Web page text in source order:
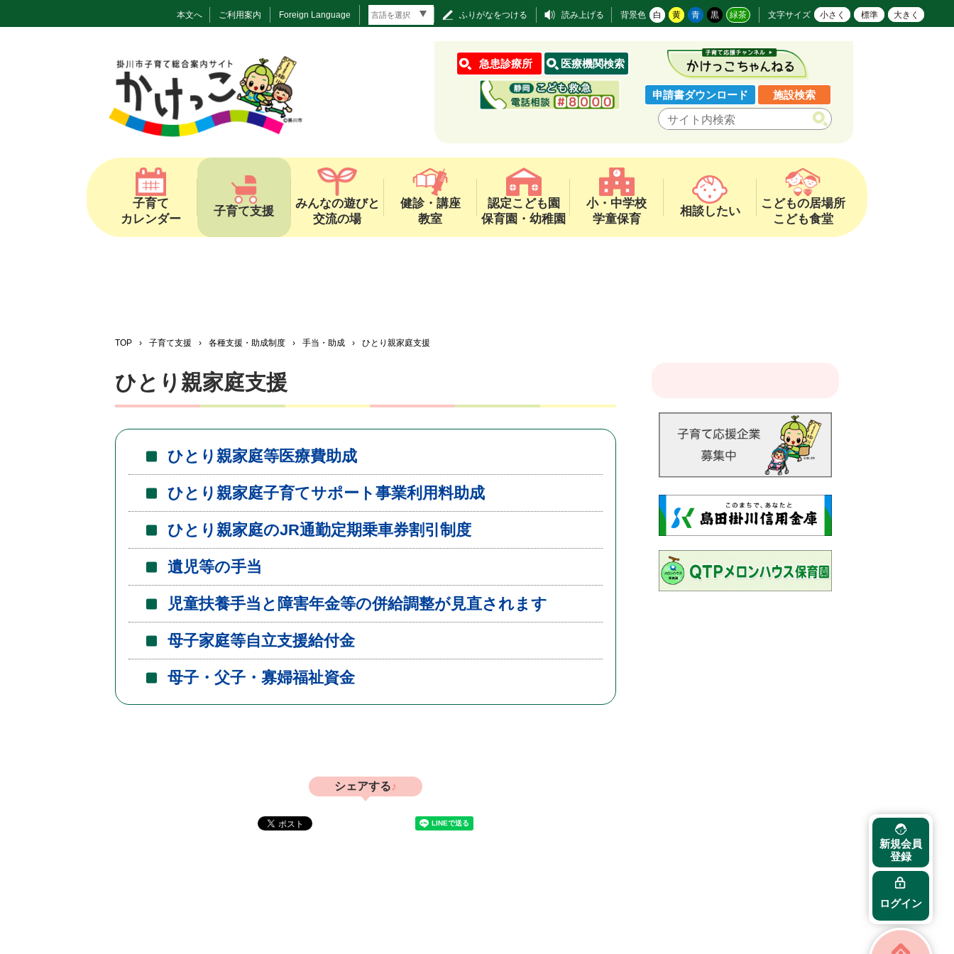
本文へ ご利用案内 Foreign Language ふりがなをつける 読み上げる 背景色 白 黄 青 黒 緑茶 文字サイズ 小さく 標準 大きく
急患診療所 医療機関検索
申請書ダウンロード 施設検索
子育て
カレンダー
子育て支援
みんなの遊びと
交流の場
健診・講座
教室
認定こども園
保育園・幼稚園
小・中学校
学童保育
相談したい
こどもの居場所
こども食堂
TOP › 子育て支援 › 各種支援・助成制度 › 手当・助成 › ひとり親家庭支援
ひとり親家庭支援
ひとり親家庭等医療費助成
ひとり親家庭子育てサポート事業利用料助成
ひとり親家庭のJR通勤定期乗車券割引制度
遺児等の手当
児童扶養手当と障害年金等の併給調整が見直されます
母子家庭等自立支援給付金
母子・父子・寡婦福祉資金
シェアする
新規会員
登録
ログイン